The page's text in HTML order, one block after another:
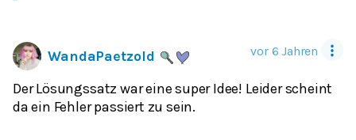
WandaPaetzold vor 6 Jahren
Der Lösungssatz war eine super Idee! Leider scheint
da ein Fehler passiert zu sein.